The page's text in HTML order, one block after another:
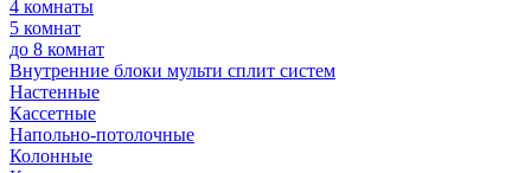
4 комнаты
5 комнат
до 8 комнат
Внутренние блоки мульти сплит систем
Настенные
Кассетные
Напольно-потолочные
Колонные